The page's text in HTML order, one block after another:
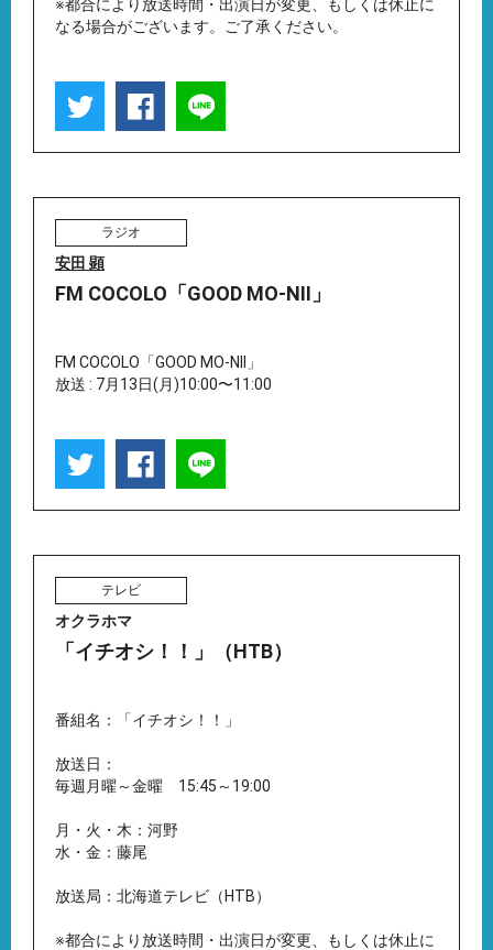
※都合により放送時間・出演日が変更、もしくは休止に
なる場合がございます。ご了承ください。
ラジオ
安田 顕
FM COCOLO「GOOD MO-NII」
FM COCOLO「GOOD MO-NII」
放送 : 7月13日(月)10:00〜11:00
テレビ
オクラホマ
「イチオシ！！」（HTB）
番組名：「イチオシ！！」
放送日：
毎週月曜～金曜 15:45～19:00
月・火・木：河野
水・金：藤尾
放送局：北海道テレビ（HTB）
※都合により放送時間・出演日が変更、もしくは休止に